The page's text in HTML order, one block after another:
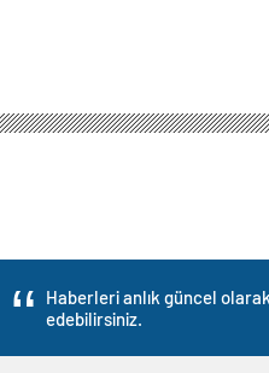
Haberleri anlık güncel
edebilirsiniz.